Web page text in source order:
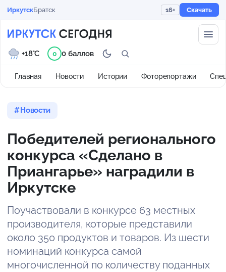
ИркутскБратск 16+ Скачать
Главная Новости Истории Фоторепортажи
+18°C 0 0 баллов
Новости
Победителей регионального
конкурса «Сделано в
Приангарье» наградили в
Иркутске
Поучаствовали в конкурсе 63 местных
производителя, которые представили
около 350 продуктов и товаров. Из шести
номинаций конкурса самой
многочисленной по количеству поданных